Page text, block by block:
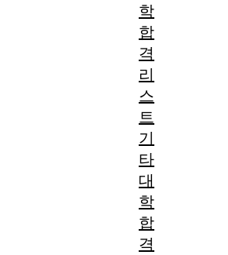
학
합
격
리
스
트
기
타
대
학
합
격